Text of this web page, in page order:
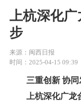
上杭深化
步
来源：闽西日报
时间：2025-04-15 09:39
三重创新 协同
上杭深化广龙